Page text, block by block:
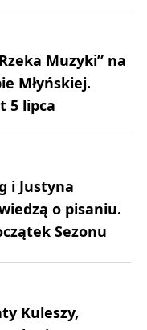
Muzyki” na
Młyńskiej.
5 lipca
i Justyna
o pisaniu.
Sezonu
Kuleszy,